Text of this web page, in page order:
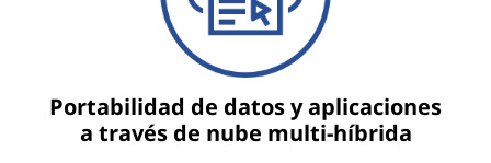
Portabilidad de datos y aplicaciones
a través de nube multi-híbrida